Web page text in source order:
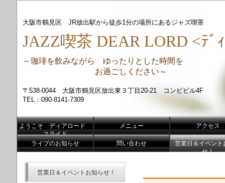
大阪市鶴見区 JR放出駅から徒歩1分の場所にあるジャズ喫茶
JAZZ喫茶 DEAR LORD <ﾃﾞ
～珈琲を飲みながら ゆったりとした時間を
お過ごしください～
〒538-0044 大阪市鶴見区放出東３丁目20-21 コンビビル4F
TEL：090-8141-7309
ようこそ ディアロード
スライド
メニュー アクセス
ライブのお知らせ 問い合わせ
営業日＆イベント
せ！
営業日＆イベントお知らせ！